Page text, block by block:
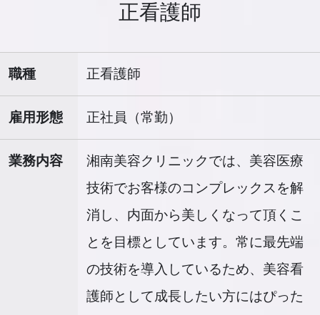
正看護師
職種 正看護師
雇用形態 正社員（常勤）
業務内容
湘南美容クリニックでは、美容医療
技術でお客様のコンプレックスを解
消し、内面から美しくなって頂くこ
とを目標としています。常に最先端
の技術を導入しているため、美容看
護師として成長したい方にはぴった